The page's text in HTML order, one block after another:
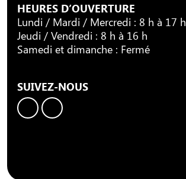
HEURES D’OUVERTURE
Lundi / Mardi / Mercredi : 8 h à 17 h
Jeudi / Vendredi : 8 h à 16 h
Samedi et dimanche : Fermé
SUIVEZ-NOUS